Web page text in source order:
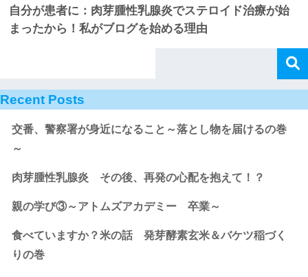
自分が患者に：肉芽腫性乳腺炎でステロイド治療が始
まったから！私がブログを始める理由
Recent Posts
交番、警察署が身近になること～落とし物を届けるの巻
～
肉芽腫性乳腺炎 その後、再発の心配を抱えて！？
親の学び③～アトムズアカデミー 卒業～
食べていますか？米の話 発芽酵素玄米＆バケツ稲づく
りの巻